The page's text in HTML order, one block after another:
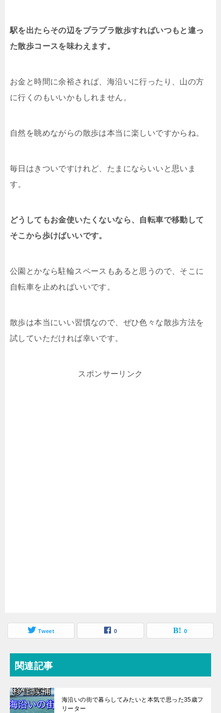
駅を出たらその辺をプラプラ散歩すればいつもと違っ
た散歩コースを味わえます。
お金と時間に余裕されば、海沿いに行ったり、山の方
に行くのもいいかもしれません。
自然を眺めながらの散歩は本当に楽しいですからね。
毎日はきついですけれど、たまにならいいと思いま
す。
どうしてもお金使いたくないなら、自転車で移動して
そこから歩けばいいです。
公園とかなら駐輪スペースもあると思うので、そこに
自転車を止めればいいです。
散歩は本当にいい習慣なので、ぜひ色々な散歩方法を
試していただければ幸いです。
スポンサーリンク
Tweet 0 0
関連記事
海沿いの街で暮らしてみたいと本気で思った35歳フ
リーター